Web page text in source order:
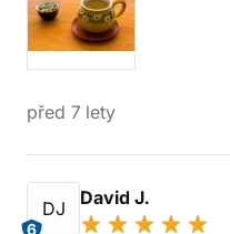
před 7 lety
DJ
6
David J.